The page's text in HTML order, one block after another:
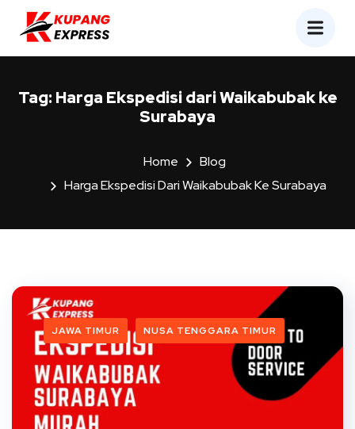
Tag: Harga Ekspedisi dari Waikabubak ke
Surabaya
Home
Blog
Harga Ekspedisi Dari Waikabubak Ke Surabaya
JAWA TIMUR NUSA TENGGARA TIMUR